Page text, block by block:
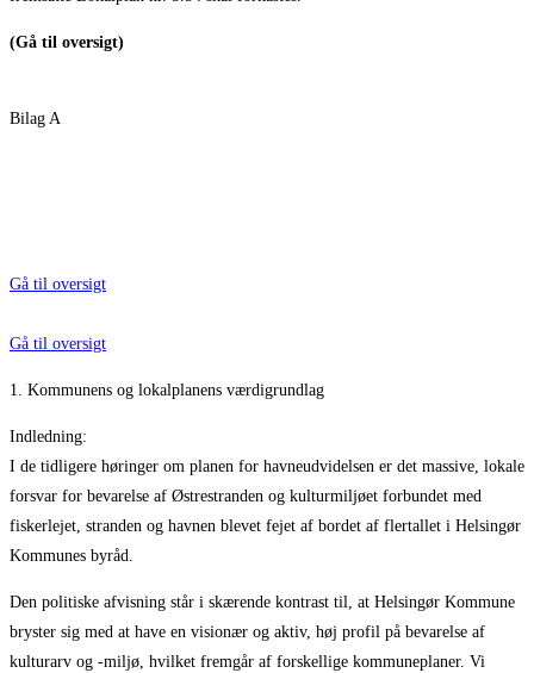
(Gå til oversigt)
Bilag A
Gå til oversigt
Gå til oversigt
1. Kommunens og lokalplanens værdigrundlag
Indledning:
I de tidligere høringer om planen for havneudvidelsen er det massive, lokale
forsvar for bevarelse af Østrestranden og kulturmiljøet forbundet med
fiskerlejet, stranden og havnen blevet fejet af bordet af flertallet i Helsingør
Kommunes byråd.
Den politiske afvisning står i skærende kontrast til, at Helsingør Kommune
bryster sig med at have en visionær og aktiv, høj profil på bevarelse af
kulturarv og -miljø, hvilket fremgår af forskellige kommuneplaner. Vi